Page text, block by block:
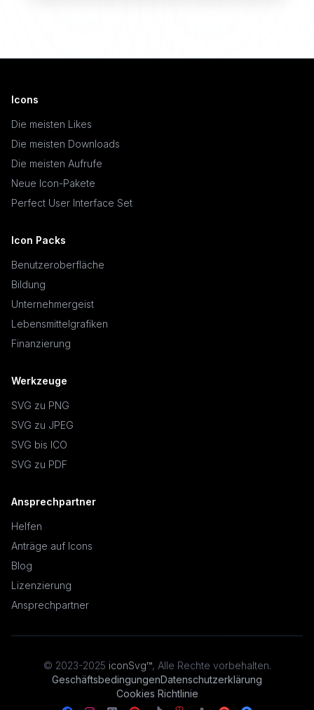
Icons
Die meisten Likes
Die meisten Downloads
Die meisten Aufrufe
Neue Icon-Pakete
Perfect User Interface Set
Icon Packs
Benutzeroberfläche
Bildung
Unternehmergeist
Lebensmittelgrafiken
Finanzierung
Werkzeuge
SVG zu PNG
SVG zu JPEG
SVG bis ICO
SVG zu PDF
Ansprechpartner
Helfen
Anträge auf Icons
Blog
Lizenzierung
Ansprechpartner
© 2023-2025 iconSvg™, Alle Rechte vorbehalten.
GeschäftsbedingungenDatenschutzerklärung
Cookies Richtlinie